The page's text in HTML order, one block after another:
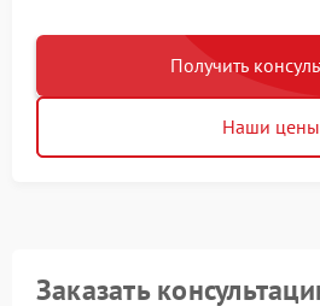
Получить
Наши цены
Заказать